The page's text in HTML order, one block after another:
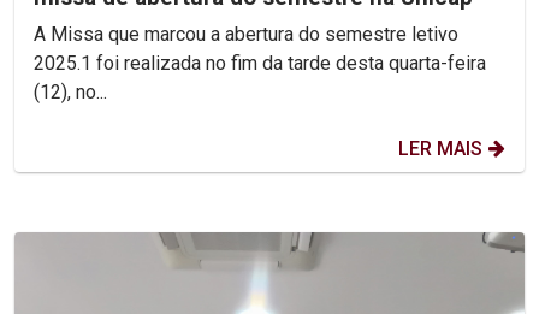
A Missa que marcou a abertura do semestre letivo
2025.1 foi realizada no fim da tarde desta quarta-feira
(12), no...
LER MAIS